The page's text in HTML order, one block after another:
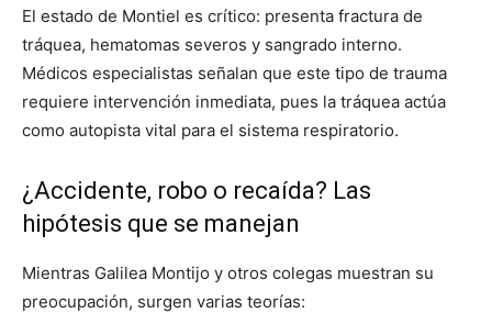
El estado de Montiel es crítico: presenta fractura de
tráquea, hematomas severos y sangrado interno.
Médicos especialistas señalan que este tipo de trauma
requiere intervención inmediata, pues la tráquea actúa
como autopista vital para el sistema respiratorio.
¿Accidente, robo o recaída? Las
hipótesis que se manejan
Mientras Galilea Montijo y otros colegas muestran su
preocupación, surgen varias teorías: